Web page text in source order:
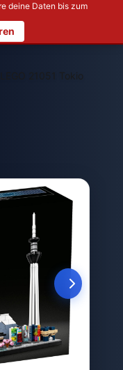
deine Daten bis zum
LEGO 21051 Tokio